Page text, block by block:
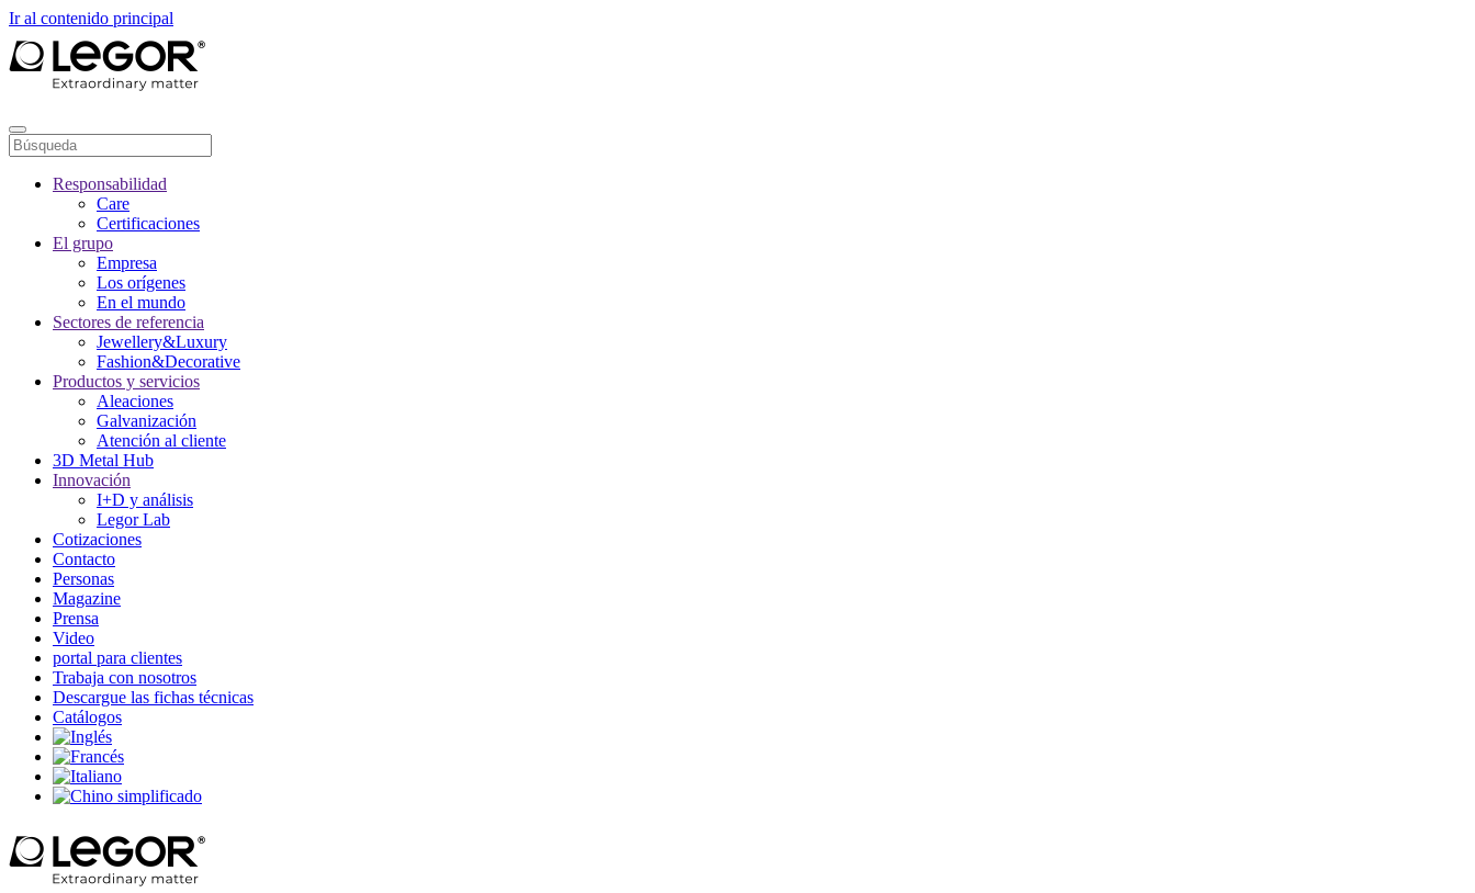
Ir al contenido principal
Responsabilidad
Care
Certificaciones
El grupo
Empresa
Los orígenes
En el mundo
Sectores de referencia
Jewellery&Luxury
Fashion&Decorative
Productos y servicios
Aleaciones
Galvanización
Atención al cliente
3D Metal Hub
Innovación
I+D y análisis
Legor Lab
Cotizaciones
Contacto
Personas
Magazine
Prensa
Video
portal para clientes
Trabaja con nosotros
Descargue las fichas técnicas
Catálogos